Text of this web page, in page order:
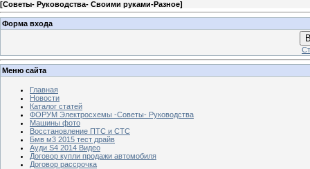
[Советы- Руководства- Своими руками-Разное]
Форма входа
Меню сайта
Главная
Новости
Каталог статей
ФОРУМ Электросхемы -Советы- Руководства
Машины фото
Восстановление ПТС и СТС
Бмв м3 2015 тест драйв
Ауди S4 2014 Видео
Договор купли продажи автомобиля
Договор рассрочка